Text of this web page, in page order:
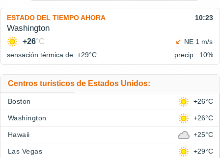
ESTADO DEL TIEMPO AHORA 10:23
Washington
+26°C
NE 1 m/s
sensación térmica de: +29°C precip.: 10%
Centros turísticos de Estados Unidos:
Boston +26°C
Washington +26°C
Hawaii +25°C
Las Vegas +29°C